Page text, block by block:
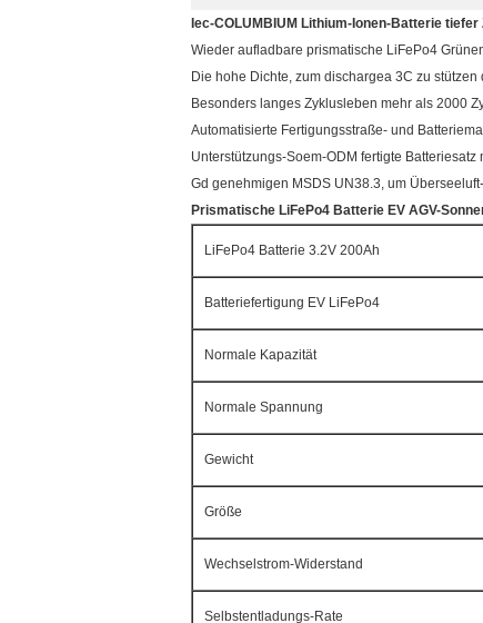
Iec-COLUMBIUM Lithium-Ionen-Batterie
Wieder aufladbare prismatische LiFePo4
Die hohe Dichte, zum dischargea 3C zu
Besonders langes Zyklusleben mehr als 2000
Automatisierte Fertigungsstraße- und
Unterstützungs-Soem-ODM fertigte
Gd genehmigen MSDS UN38.3, um
Prismatische LiFePo4 Batterie EV AGV-
LiFePo4 Batterie 3.2V 200Ah
Batteriefertigung EV LiFePo4
Normale Kapazität
Normale Spannung
Gewicht
Größe
Wechselstrom-Widerstand
Selbstentladungs-Rate